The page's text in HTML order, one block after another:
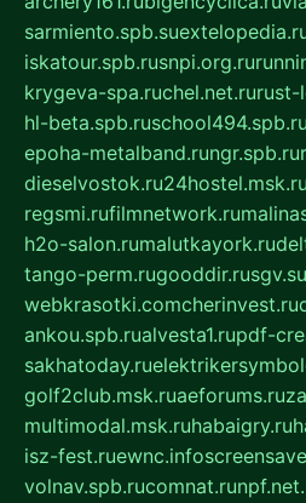
sarmiento.spb.su
iskatour.spb.rusnpi.org.ru
krygeva-spa.ruchel.net.rurust-
hl-beta.spb.ruschool494.spb.ru
epoha-metalband.rungr.spb.ru
dieselvostok.ru24hostel.msk.ru
regsmi.rufilmnetwork.ru
h2o-salon.rumalutkayork.ru
tango-perm.rugooddir.rusgv.su
webkrasotki.comcherinvest.ru
ankou.spb.rualvesta1.rupdf-
sakhatoday.ru
golf2club.msk.ruaeforums.ru
multimodal.msk.ruhabaigry.ru
isz-fest.ruewnc.info
volnav.spb.rucomnat.ru